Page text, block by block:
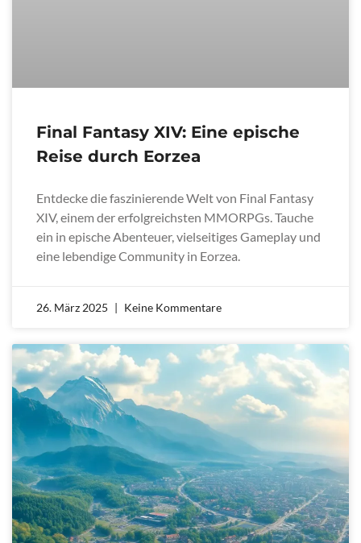
Final Fantasy XIV: Eine epische
Reise durch Eorzea
Entdecke die faszinierende Welt von Final Fantasy
XIV, einem der erfolgreichsten MMORPGs. Tauche
ein in epische Abenteuer, vielseitiges Gameplay und
eine lebendige Community in Eorzea.
26. März 2025 Keine Kommentare